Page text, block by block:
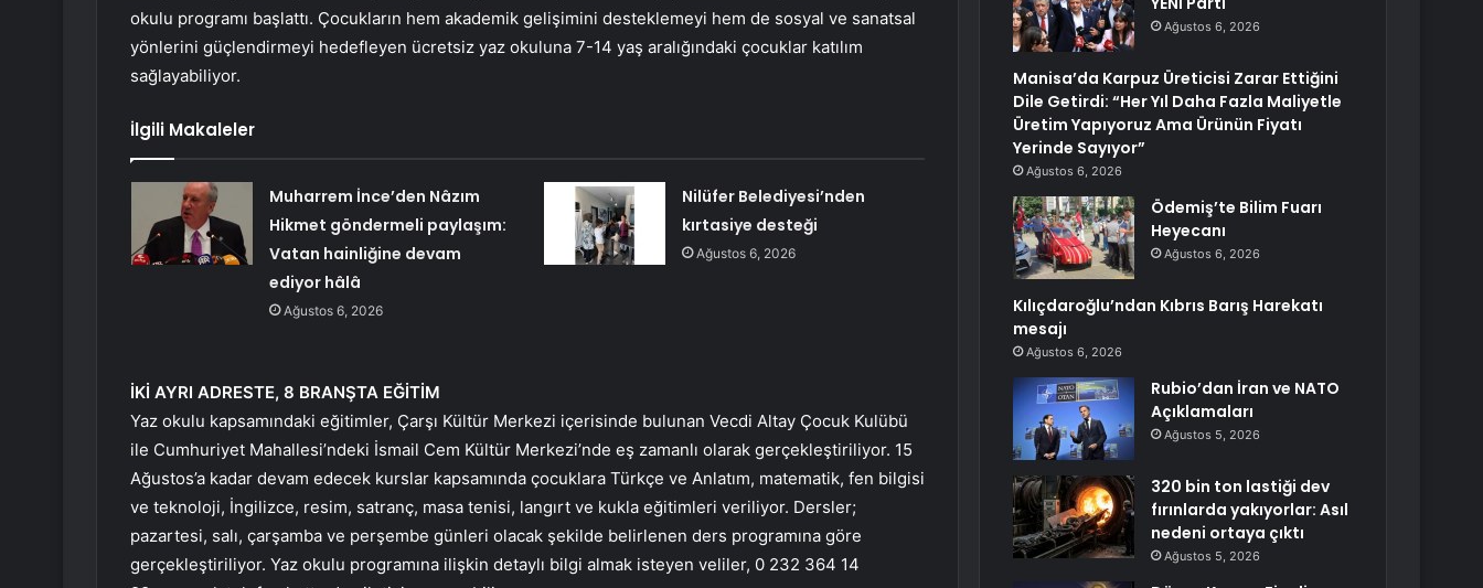
okulu programı başlattı. Çocukların hem akademik gelişimini desteklemeyi hem de sosyal ve sanatsal
yönlerini güçlendirmeyi hedefleyen ücretsiz yaz okuluna 7-14 yaş aralığındaki çocuklar katılım
sağlayabiliyor.
İlgili Makaleler
Muharrem İnce’den Nâzım
Hikmet göndermeli paylaşım:
Vatan hainliğine devam
ediyor hâlâ
Ağustos 6, 2026
Nilüfer Belediyesi’nden
kırtasiye desteği
Ağustos 6, 2026
İKİ AYRI ADRESTE, 8 BRANŞTA EĞİTİM
Yaz okulu kapsamındaki eğitimler, Çarşı Kültür Merkezi içerisinde bulunan Vecdi Altay Çocuk Kulübü
ile Cumhuriyet Mahallesi’ndeki İsmail Cem Kültür Merkezi’nde eş zamanlı olarak gerçekleştiriliyor. 15
Ağustos’a kadar devam edecek kurslar kapsamında çocuklara Türkçe ve Anlatım, matematik, fen bilgisi
ve teknoloji, İngilizce, resim, satranç, masa tenisi, langırt ve kukla eğitimleri veriliyor. Dersler;
pazartesi, salı, çarşamba ve perşembe günleri olacak şekilde belirlenen ders programına göre
gerçekleştiriliyor. Yaz okulu programına ilişkin detaylı bilgi almak isteyen veliler, 0 232 364 14
Ağustos 6, 2026
Manisa’da Karpuz Üreticisi Zarar Ettiğini
Dile Getirdi: “Her Yıl Daha Fazla Maliyetle
Üretim Yapıyoruz Ama Ürünün Fiyatı
Yerinde Sayıyor”
Ağustos 6, 2026
Ödemiş’te Bilim Fuarı
Heyecanı
Ağustos 6, 2026
Kılıçdaroğlu’ndan Kıbrıs Barış Harekatı
mesajı
Ağustos 6, 2026
Rubio’dan İran ve NATO
Açıklamaları
Ağustos 5, 2026
320 bin ton lastiği dev
fırınlarda yakıyorlar: Asıl
nedeni ortaya çıktı
Ağustos 5, 2026